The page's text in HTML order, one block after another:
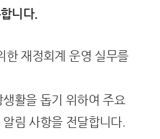
니다.
한 재정회계 운영 실무를
활을 돕기 위하여 주요
림 사항을 전달합니다.